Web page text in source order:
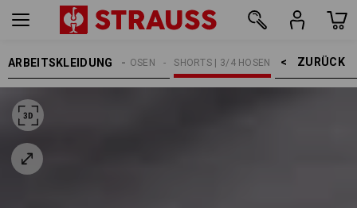
ARBEITSKLEIDUNG ZURÜCK    >
SHORTS | 3/4 HOSEN
ARBEITSHOSEN
HERREN